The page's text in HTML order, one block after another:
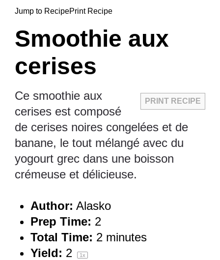
Jump to RecipePrint Recipe
Smoothie aux
cerises
PRINT RECIPE
Ce smoothie aux
cerises est composé
de cerises noires congelées et de
banane, le tout mélangé avec du
yogourt grec dans une boisson
crémeuse et délicieuse.
Author: Alasko
Prep Time: 2
Total Time: 2 minutes
Yield: 2 1x